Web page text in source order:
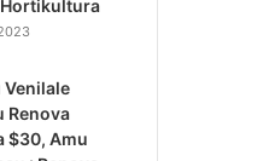
Venilale
Renova
$30, Amu